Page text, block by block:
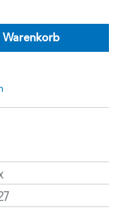
Warenkorb